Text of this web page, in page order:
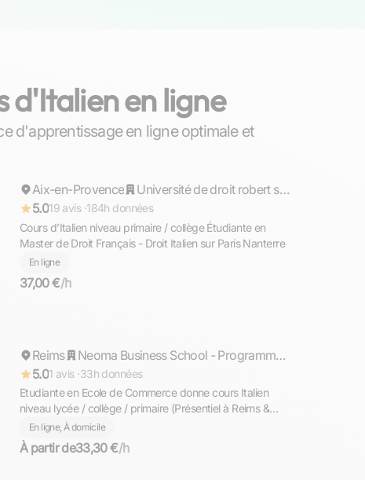
d'Italien en ligne
d'apprentissage en ligne optimale et
Répond rapidement
Coralie
Aix-en-Provence
Université de droit robert schuman aix en provence
5.019 avis ·184h données
Cours d’Italien niveau primaire / collège Étudiante en
Master de Droit Français - Droit Italien sur Paris Nanterre
En ligne
37,00 €/h
Répond rapidement
Reims
Neoma Business School - Programme Grande Ecole - Campus Reims
5.01 avis ·33h données
Etudiante en Ecole de Commerce donne cours Italien
niveau lycée / collège / primaire (Présentiel à Reims &
Distanciel)
En ligne, À domicile
À partir de33,30 €/h